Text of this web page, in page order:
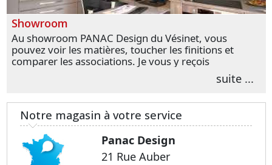
Showroom
Au showroom PANAC Design du Vésinet, vous
pouvez voir les matières, toucher les finitions et
comparer les associations. Je vous y reçois
personnellement pour parler de votre projet et
transformer vos premières idées en choix plussuite ...
Notre magasin à votre service
Panac Design
21 Rue Auber